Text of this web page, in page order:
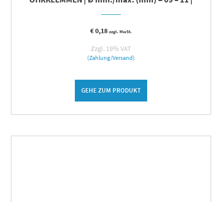
€0,18 zzgl. MwSt.
Zzgl. 19% VAT
(Zahlung/Versand)
GEHE ZUM PRODUKT